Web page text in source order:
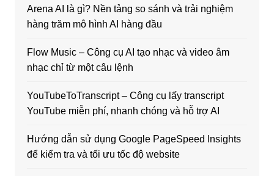
Arena AI là gì? Nền tảng so sánh và trải nghiệm
hàng trăm mô hình AI hàng đầu
Flow Music – Công cụ AI tạo nhạc và video âm
nhạc chỉ từ một câu lệnh
YouTubeToTranscript – Công cụ lấy transcript
YouTube miễn phí, nhanh chóng và hỗ trợ AI
Hướng dẫn sử dụng Google PageSpeed Insights
để kiểm tra và tối ưu tốc độ website